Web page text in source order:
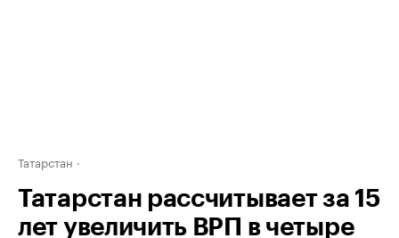
Татарстан
Татарстан рассчитывает за 15
лет увеличить ВРП в четыре